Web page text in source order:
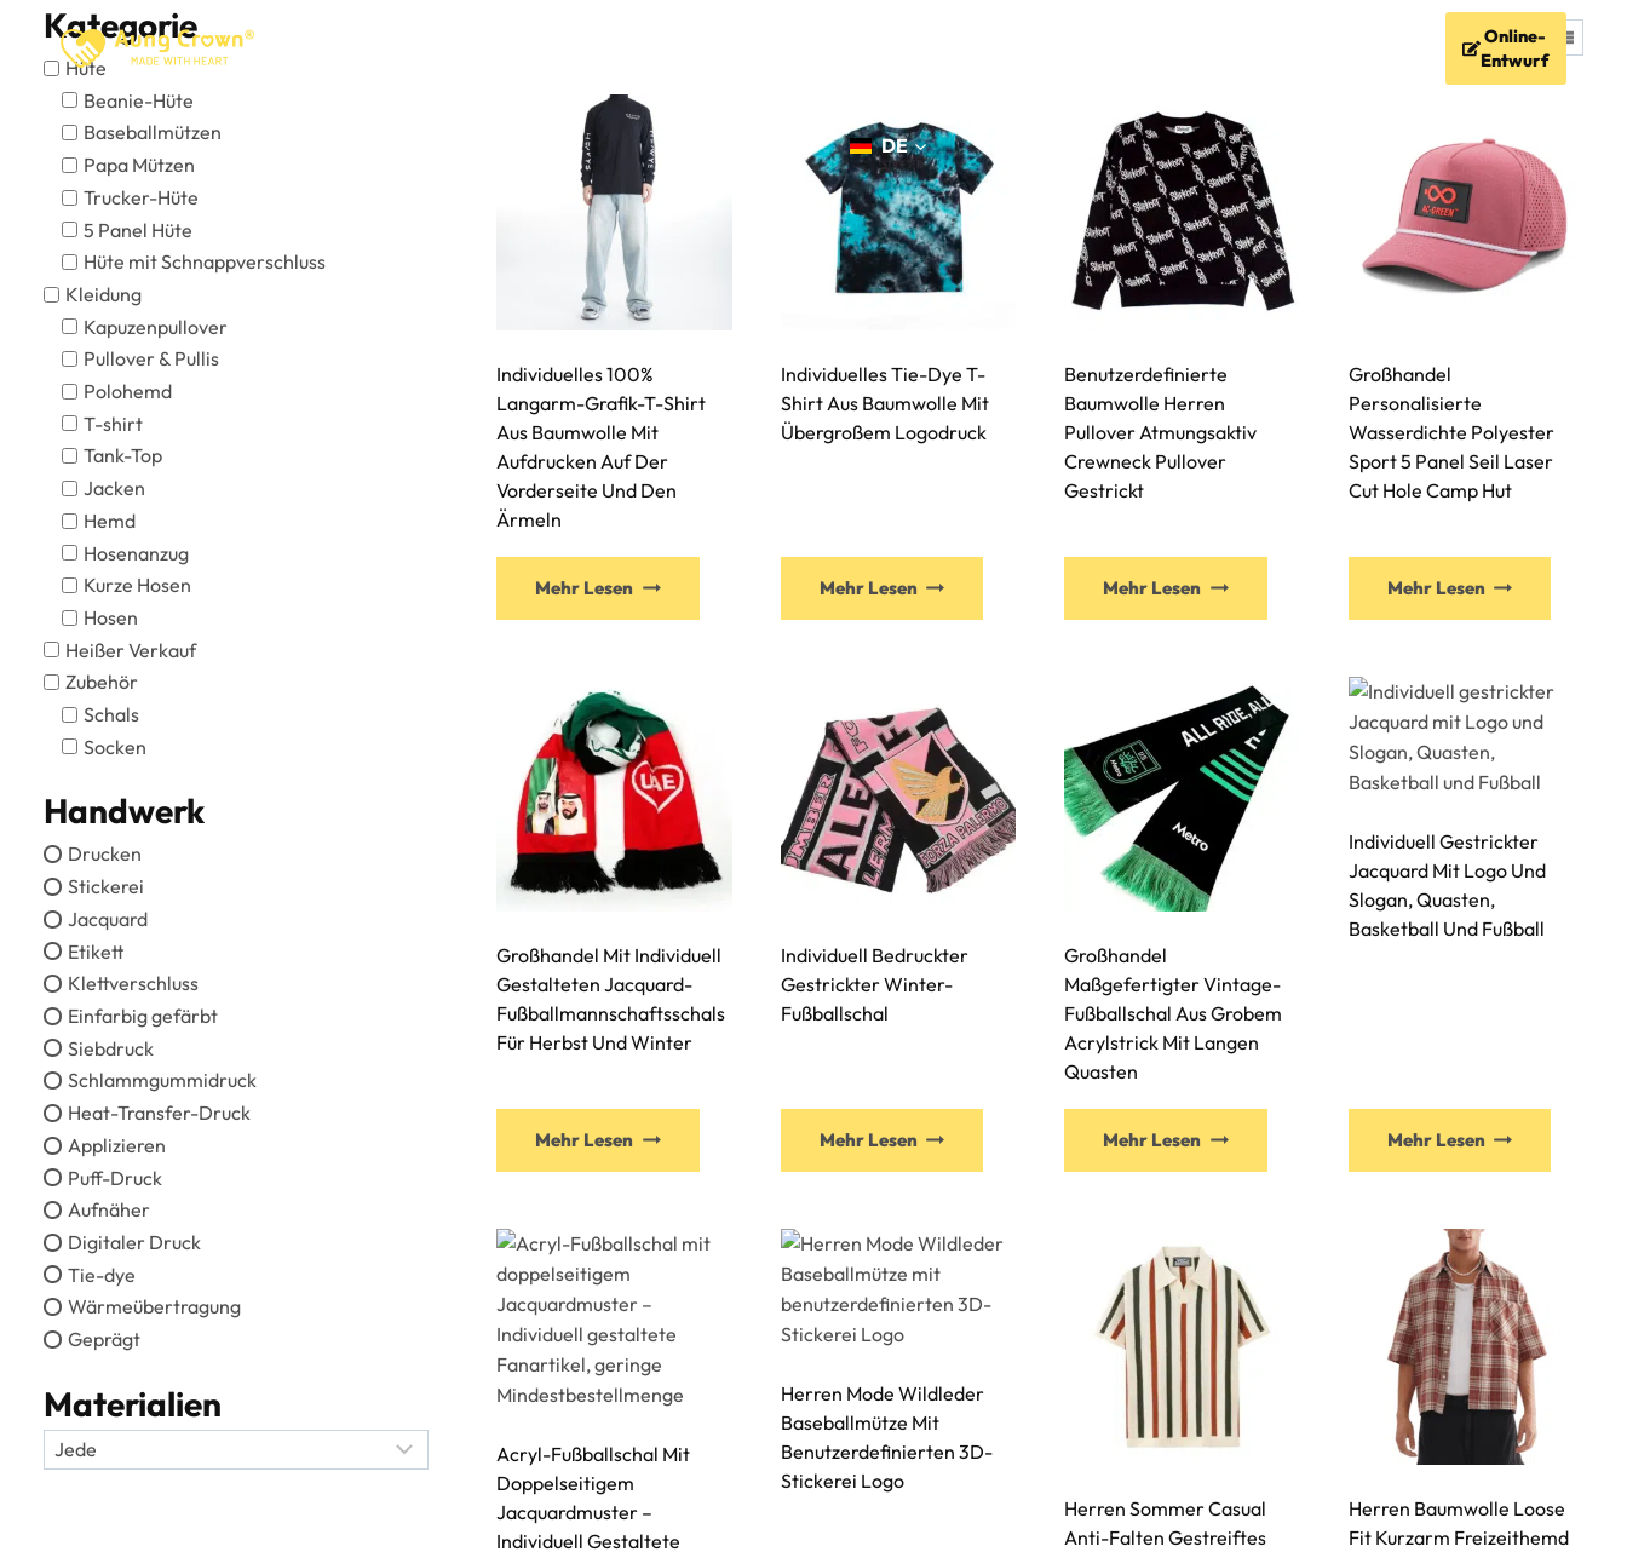
Inhalt
springen
Kontakt DE
Online-
Entwurf
Individuelles 100%
Langarm-Grafik-T-Shirt
Aus Baumwolle Mit
Aufdrucken Auf Der
Vorderseite Und Den
Ärmeln
Mehr Lesen
Individuelles Tie-Dye T-
Shirt Aus Baumwolle Mit
Übergroßem Logodruck
Mehr Lesen
Benutzerdefinierte
Baumwolle Herren
Pullover Atmungsaktiv
Crewneck Pullover
Gestrickt
Mehr Lesen
Großhandel
Personalisierte
Wasserdichte Polyester
Sport 5 Panel Seil Laser
Cut Hole Camp Hut
Mehr Lesen
Großhandel Mit Individuell
Gestalteten Jacquard-
Fußballmannschaftsschals
Für Herbst Und Winter
Mehr Lesen
Individuell Bedruckter
Gestrickter Winter-
Fußballschal
Mehr Lesen
Großhandel
Maßgefertigter Vintage-
Fußballschal Aus Grobem
Acrylstrick Mit Langen
Quasten
Mehr Lesen
Individuell Gestrickter
Jacquard Mit Logo Und
Slogan, Quasten,
Basketball Und Fußball
Mehr Lesen
Acryl-Fußballschal Mit
Doppelseitigem
Jacquardmuster –
Individuell Gestaltete
Herren Mode Wildleder
Baseballmütze Mit
Benutzerdefinierten 3D-
Stickerei Logo
Herren Sommer Casual
Anti-Falten Gestreiftes
Herren Baumwolle Loose
Fit Kurzarm Freizeithemd
Kategorie
Hüte
Beanie-Hüte
Baseballmützen
Papa Mützen
Trucker-Hüte
5 Panel Hüte
Hüte mit Schnappverschluss
Kleidung
Kapuzenpullover
Pullover & Pullis
Polohemd
T-shirt
Tank-Top
Jacken
Hemd
Hosenanzug
Kurze Hosen
Hosen
Heißer Verkauf
Zubehör
Schals
Socken
Handwerk
Drucken
Stickerei
Jacquard
Etikett
Klettverschluss
Einfarbig gefärbt
Siebdruck
Schlammgummidruck
Heat-Transfer-Druck
Applizieren
Puff-Druck
Aufnäher
Digitaler Druck
Tie-dye
Wärmeübertragung
Geprägt
Materialien